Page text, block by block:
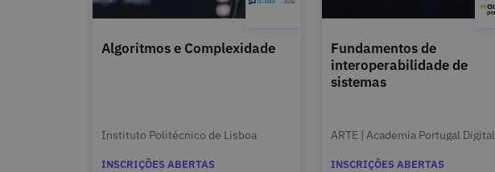
Algoritmos e Complexidade
Instituto Politécnico de Lisboa
INSCRIÇÕES ABERTAS
Fundamentos de
interoperabilidade de
sistemas
ARTE | Academia Portugal Digital
INSCRIÇÕES ABERTAS